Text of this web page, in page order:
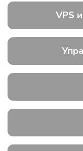
VPS